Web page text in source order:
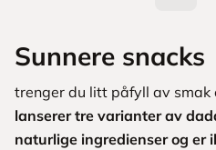
Sunnere snacks
trenger du litt påfyll av smak
lanserer tre varianter av
naturlige ingredienser og er